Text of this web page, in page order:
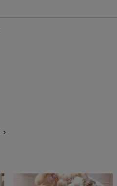
chevron_right